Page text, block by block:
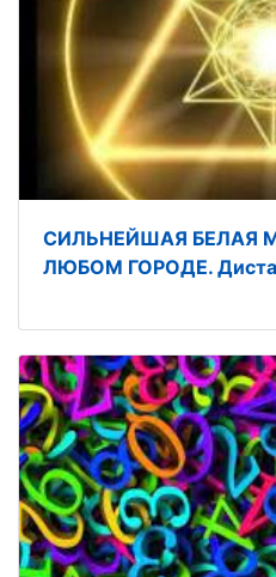
СИЛЬНЕЙШАЯ БЕЛАЯ
ЛЮБОМ ГОРОДЕ.